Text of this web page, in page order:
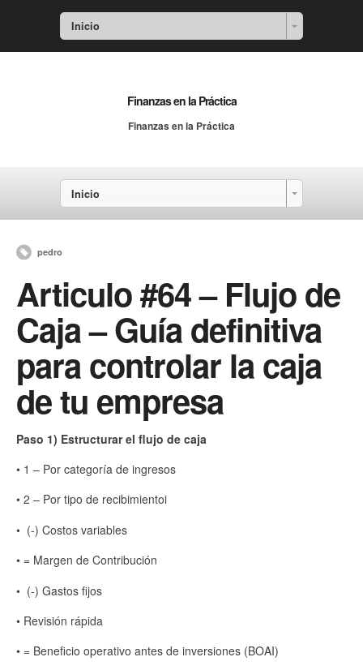
Inicio
Finanzas en la Práctica
Finanzas en la Práctica
Inicio
pedro
Articulo #64 – Flujo de
Caja – Guía definitiva
para controlar la caja
de tu empresa
Paso 1) Estructurar el flujo de caja
• 1 – Por categoría de ingresos
• 2 – Por tipo de recibimientoi
• (-) Costos variables
• = Margen de Contribución
• (-) Gastos fijos
• Revisión rápida
• = Beneficio operativo antes de inversiones (BOAI)